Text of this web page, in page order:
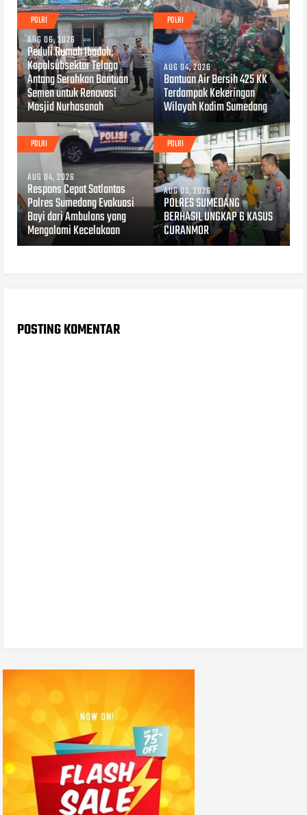
POLRI
AUG 06, 2026
Peduli Rumah Ibadah,
Kapolsubsektor Telaga
Antang Serahkan Bantuan
Semen untuk Renovasi
Masjid Nurhasanah
POLRI
AUG 04, 2026
Bantuan Air Bersih 425 KK
Terdampak Kekeringan
Wilayah Kodim Sumedang
POLRI
AUG 04, 2026
Respons Cepat Satlantas
Polres Sumedang Evakuasi
Bayi dari Ambulans yang
Mengalami Kecelakaan
POLRI
AUG 03, 2026
POLRES SUMEDANG
BERHASIL UNGKAP 6 KASUS
CURANMOR
POSTING KOMENTAR